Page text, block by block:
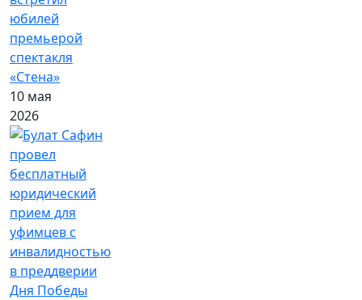
юбилей
премьерой
спектакля
«Стена»
10 мая
2026